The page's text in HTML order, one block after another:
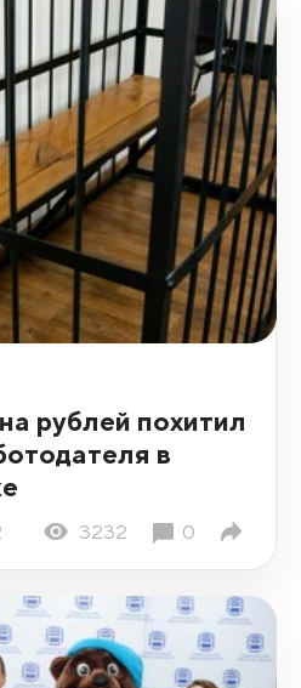
рублей похитил
в
3232 0